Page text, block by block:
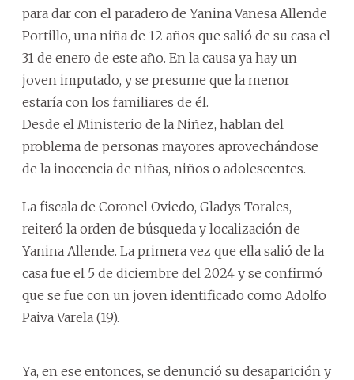
para dar con el paradero de Yanina Vanesa Allende
Portillo, una niña de 12 años que salió de su casa el
31 de enero de este año. En la causa ya hay un
joven imputado, y se presume que la menor
estaría con los familiares de él.
Desde el Ministerio de la Niñez, hablan del
problema de personas mayores aprovechándose
de la inocencia de niñas, niños o adolescentes.
La fiscala de Coronel Oviedo, Gladys Torales,
reiteró la orden de búsqueda y localización de
Yanina Allende. La primera vez que ella salió de la
casa fue el 5 de diciembre del 2024 y se confirmó
que se fue con un joven identificado como Adolfo
Paiva Varela (19).
Ya, en ese entonces, se denunció su desaparición y